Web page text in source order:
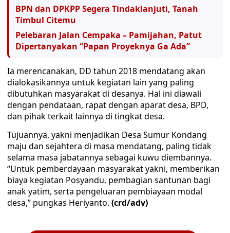
BPN dan DPKPP Segera Tindaklanjuti, Tanah
Timbul Citemu
Pelebaran Jalan Cempaka – Pamijahan, Patut
Dipertanyakan “Papan Proyeknya Ga Ada”
Ia merencanakan, DD tahun 2018 mendatang akan
dialokasikannya untuk kegiatan lain yang paling
dibutuhkan masyarakat di desanya. Hal ini diawali
dengan pendataan, rapat dengan aparat desa, BPD,
dan pihak terkait lainnya di tingkat desa.
Tujuannya, yakni menjadikan Desa Sumur Kondang
maju dan sejahtera di masa mendatang, paling tidak
selama masa jabatannya sebagai kuwu diembannya.
“Untuk pemberdayaan masyarakat yakni, memberikan
biaya kegiatan Posyandu, pembagian santunan bagi
anak yatim, serta pengeluaran pembiayaan modal
desa,” pungkas Heriyanto. (crd/adv)